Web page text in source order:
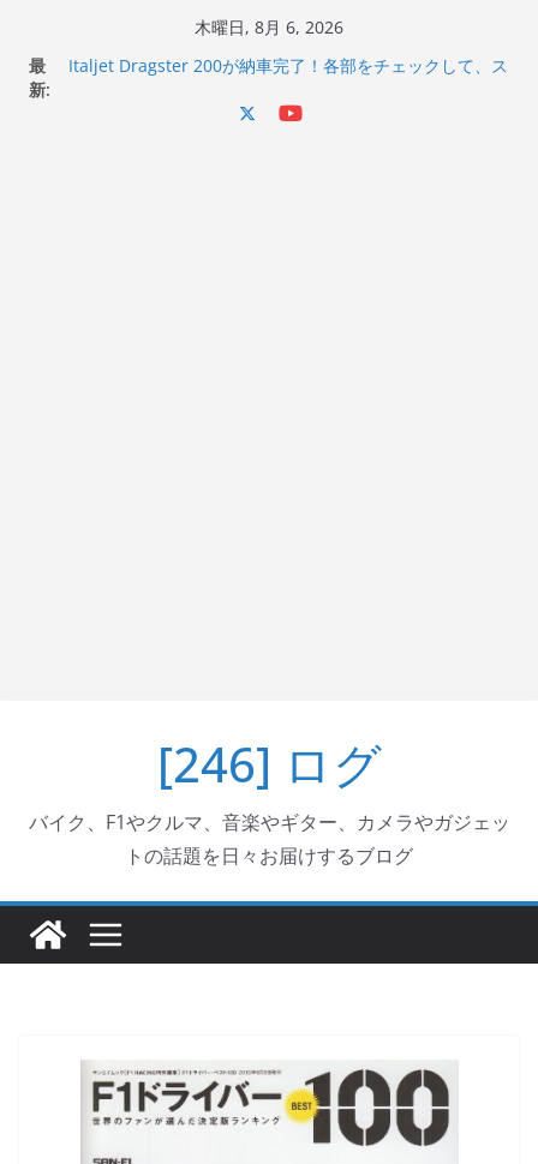
木曜日, 8月 6, 2026
最
新:
Italjet Dragster 200のフロントISSサスの動きが判ったら
コーナリングが楽しくなった
マホホルダー付けて、ガラスコーティング行って来た
[246] ログ
バイク、F1やクルマ、音楽やギター、カメラやガジェッ
トの話題を日々お届けするブログ